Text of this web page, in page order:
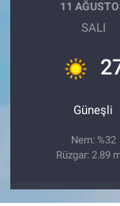
11
SALI
Güneşli
Nem: %32
Rüzgar: 2.89